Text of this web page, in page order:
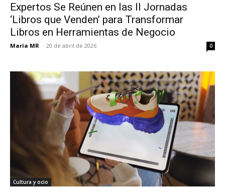
Expertos Se Reúnen en las II Jornadas
‘Libros que Venden’ para Transformar
Libros en Herramientas de Negocio
María MR - 20 de abril de 2026 0
Cultura y ocio